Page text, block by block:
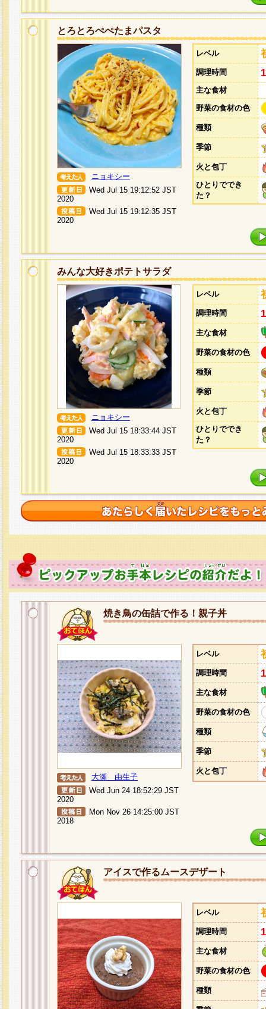
とろとろぺぺたまパスタ
ニョキシー
Wed Jul 15 19:12:52 JST
2020
Wed Jul 15 19:12:35 JST
2020
レベル
調理時間
主な食材
野菜の食材の色
種類
季節
火と包丁
ひとりででき
た？
みんな大好きポテトサラダ
ニョキシー
Wed Jul 15 18:33:44 JST
2020
Wed Jul 15 18:33:33 JST
2020
レベル
調理時間
主な食材
野菜の食材の色
種類
季節
火と包丁
ひとりででき
た？
焼き鳥の缶詰で作る！親子丼
大瀬 由生子
Wed Jun 24 18:52:29 JST
2020
Mon Nov 26 14:25:00 JST
2018
レベル
調理時間
主な食材
野菜の食材の色
種類
季節
火と包丁
アイスで作るムースデザート
レベル
調理時間
主な食材
野菜の食材の色
種類